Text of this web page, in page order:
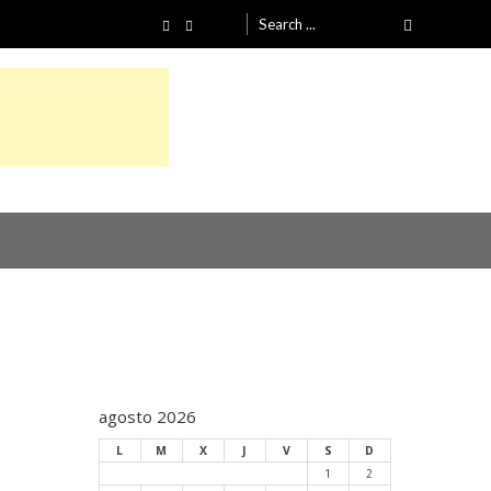
Search
for:
agosto 2026
L M X J V S
D
1
2